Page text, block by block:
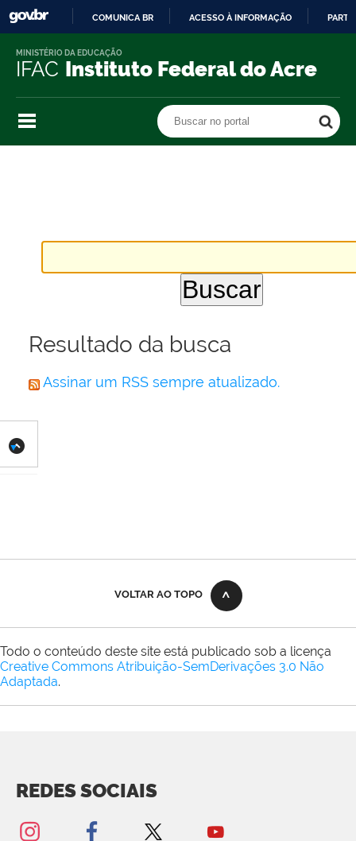
O
COMUNICA BR ACESSO À INFORMAÇÃO
IFAC Instituto Federal do Acre
MINISTÉRIO DA EDUCAÇÃO
Buscar no portal
Resultado da busca
Assinar um RSS sempre atualizado.
VOLTAR AO TOPO
Todo o conteúdo deste site está publicado sob a licença
Creative Commons Atribuição-SemDerivações 3.0 Não
Adaptada.
REDES SOCIAIS